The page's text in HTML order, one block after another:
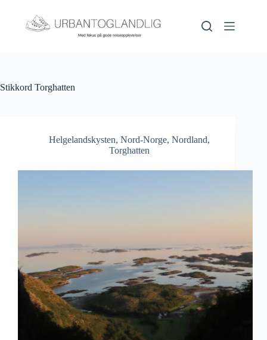
innholdet
Stikkord Torghatten
Helgelandskysten,Nord-Norge,Nordland,
Torghatten